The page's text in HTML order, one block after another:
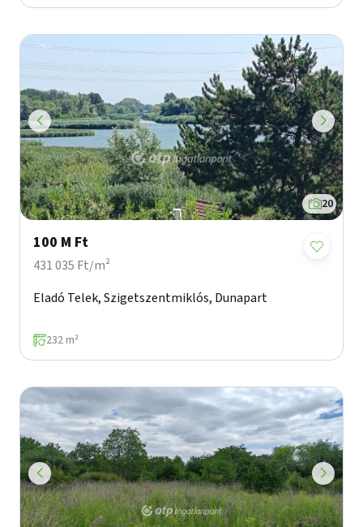
20
100 M Ft
431 035 Ft/m²
Eladó Telek, Szigetszentmiklós, Dunapart
232 m²